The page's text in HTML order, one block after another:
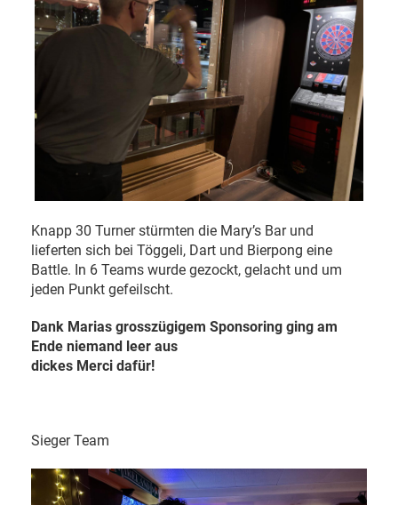
Knapp 30 Turner stürmten die Mary’s Bar und
lieferten sich bei Töggeli, Dart und Bierpong eine
Battle. In 6 Teams wurde gezockt, gelacht und um
jeden Punkt gefeilscht.
Dank Marias grosszügigem Sponsoring ging am
Ende niemand leer aus
dickes Merci dafür!
Sieger Team